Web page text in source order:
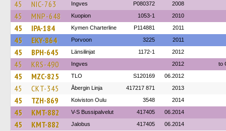
45 NIC-763 Ingves P080372 2008
45 MNP-648 Kuopion 1053-1 2010
45 IPA-184 Kymen Charterline P114881 2011
45 EKY-864 Porvoon 3225 2011
45 BPH-645 Länsilinjat 1172-1 2012
45 KRS-490 Ingves 2012 to
45 MZC-825 TLO S120169 06.2012
45 CKT-345 Åbergin Linja 417217 871 2013
45 TZH-869 Koiviston Oulu 3548 2014
45 KMT-882 V-S Bussipalvelut 417405 06.2014
45 KMT-882 Jalobus 417405 06.2014